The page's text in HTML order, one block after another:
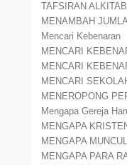
TAFSIRAN ALKITAB
MENAMBAH
Mencari Kebenaran
MENCARI
MENCARI
MENCARI
MENEROPONG
Mengapa Gereja
MENGAPA
MENGAPA
MENGAPA PARA